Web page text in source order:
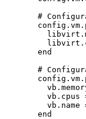
#
config. vm .
libvirt.
libvirt.
end
#
config. vm .
vb.
vb. cpus
vb. name
end